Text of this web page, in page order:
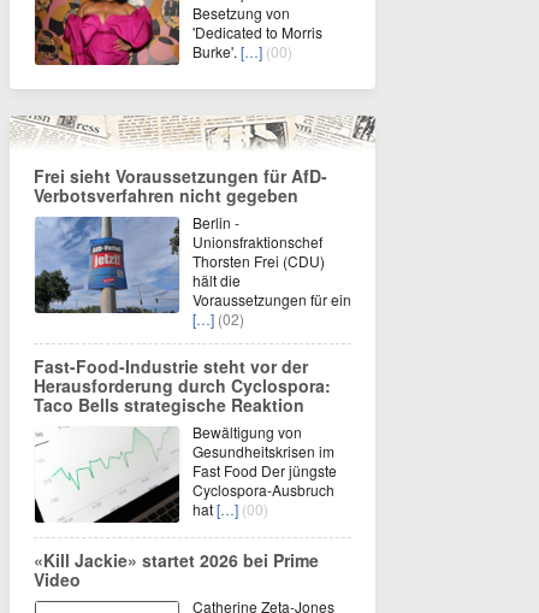
Besetzung von
'Dedicated to Morris
Burke'. […] (00)
Frei sieht Voraussetzungen für AfD-
Verbotsverfahren nicht gegeben
Berlin -
Unionsfraktionschef
Thorsten Frei (CDU)
hält die
Voraussetzungen für ein
[…] (02)
Fast-Food-Industrie steht vor der
Herausforderung durch Cyclospora:
Taco Bells strategische Reaktion
Bewältigung von
Gesundheitskrisen im
Fast Food Der jüngste
Cyclospora-Ausbruch
hat[…] (00)
«Kill Jackie» startet 2026 bei Prime
Video
Catherine Zeta-Jones